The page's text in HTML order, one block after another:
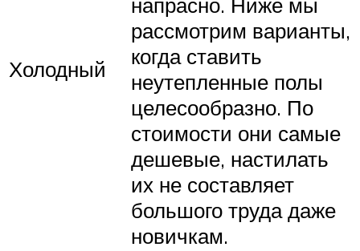
Холодный
рассмотрим варианты,
когда ставить
неутепленные полы
целесообразно. По
стоимости они самые
дешевые, настилать
их не составляет
большого труда даже
новичкам.